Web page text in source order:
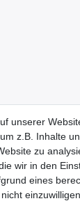
unserer
z.B. Inhalte
zu
wir in den
eines